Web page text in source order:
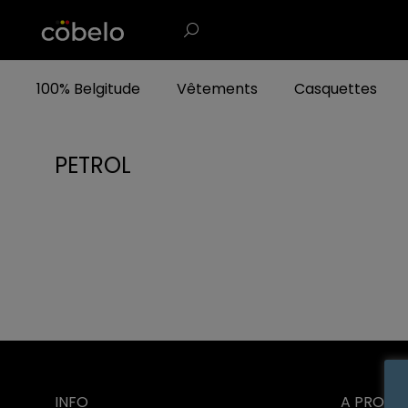
100% Belgitude Vêtements Casquettes
PETROL
INFO A